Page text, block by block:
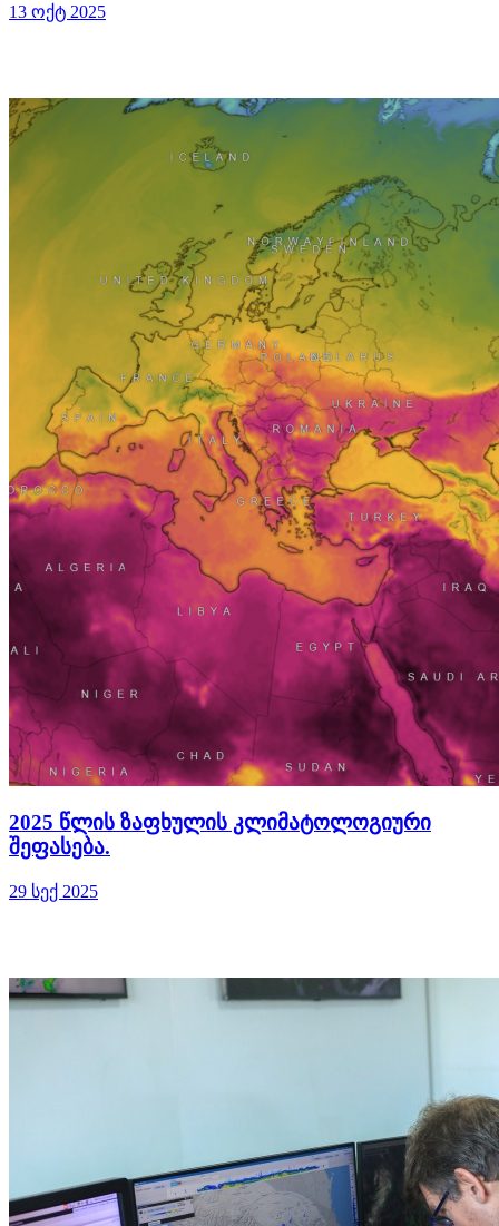
13 ოქტ 2025
2025 წლის ზაფხულის კლიმატოლოგიური
შეფასება.
29 სექ 2025